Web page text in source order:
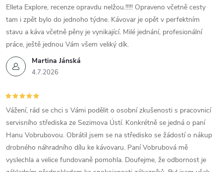
Martina Jánská
4.7.2026
Elleta Explore, recenze opravdu nelžou.!!!!! Opraveno včetně cesty
tam i zpět bylo do jednoho týdne. Kávovar je opět v perfektním
stavu a káva včetně pěny je vynikající. Milé jednání, profesionální
práce, ještě jednou Vám všem veliký dík.
Vážení, rád se chci s Vámi podělit o osobní zkušenosti s pracovnicí
servisního střediska ze Sezimova Ústí. Konkrétně se jedná o paní
Hanu Vobrubovou. Obrátil jsem se na středisko se žádostí o nákup
drobného náhradního dílu ke kávovaru. Paní Vobrubová mě
vyslechla a velice fundovaně pomohla. Doufejme, že odbornost je